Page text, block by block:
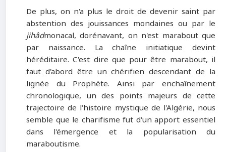
De plus, on n'a plus le droit de devenir saint par
abstention des jouissances mondaines ou par le
jihâdmonacal, dorénavant, on n'est marabout que
par naissance. La chaîne initiatique devint
héréditaire. C'est dire que pour être marabout, il
faut d'abord être un chérifien descendant de la
lignée du Prophète. Ainsi par enchaînement
chronologique, un des points majeurs de cette
trajectoire de l'histoire mystique de l'Algérie, nous
semble que le charifisme fut d'un apport essentiel
dans l'émergence et la popularisation du
maraboutisme.